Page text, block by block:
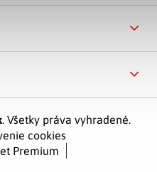
Premium
. Všetky práva vyhradené.
cookies